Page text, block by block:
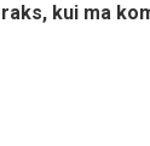
kui ma